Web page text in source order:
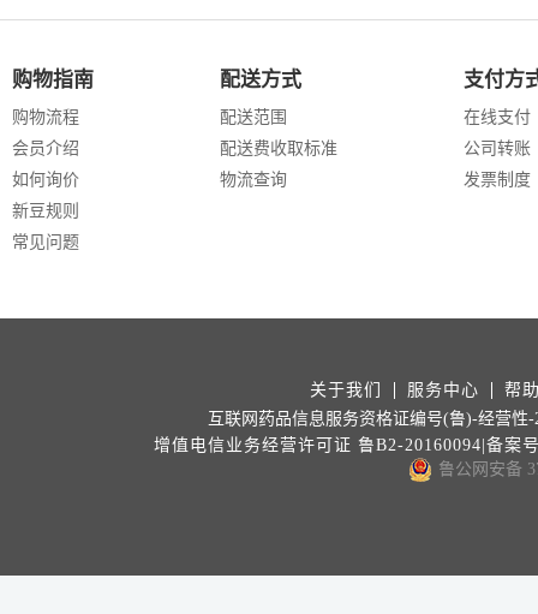
购物指南
购物流程
会员介绍
如何询价
新豆规则
常见问题
配送方式
配送范围
配送费收取标准
物流查询
支付方
在线支付
公司转账
发票制度
关于我们 服务中心
帮
互联网药品信息服务资格证编号(鲁)-经营性-
增值电信业务经营许可证 鲁B2-20160094|备案
鲁公网安备